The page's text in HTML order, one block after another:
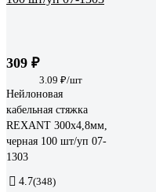
309 ₽
3.09 ₽/шт
Нейлоновая
кабельная стяжка
REXANT 300x4,8мм,
черная 100 шт/уп 07-
1303
4.7(348)